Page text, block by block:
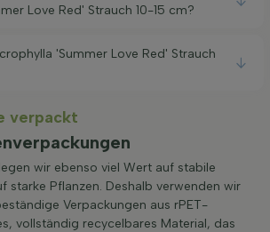
Love Red' Strauch 10-15 cm?
'Summer Love Red' Strauch
verpackt
wir ebenso viel Wert auf stabile
starke Pflanzen. Deshalb verwenden wir
Verpackungen aus rPET-
vollständig recycelbares Material, das